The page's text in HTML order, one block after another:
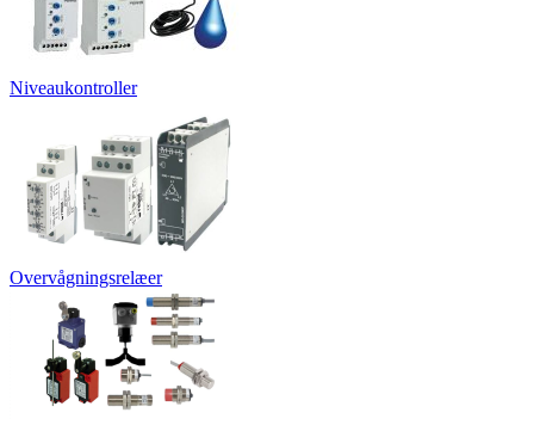
Niveaukontroller
Overvågningsrelæer